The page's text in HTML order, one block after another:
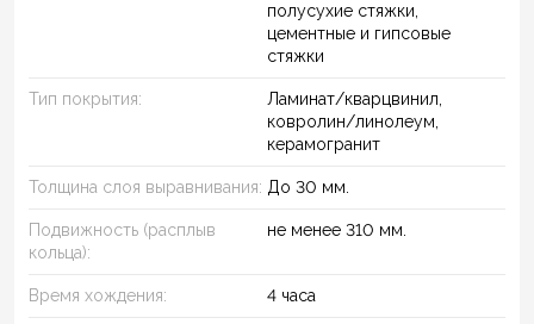
полусухие стяжки,
цементные и гипсовые
стяжки
Тип покрытия:
Ламинат/кварцвинил,
ковролин/линолеум,
керамогранит
Толщина слоя выравнивания: До 30 мм.
Подвижность (расплыв
кольца):
не менее 310 мм.
Время хождения: 4 часа